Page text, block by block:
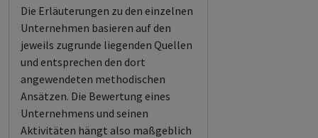
Die Erläuterungen zu den einzelnen
Unternehmen basieren auf den
jeweils zugrunde liegenden Quellen
und entsprechen den dort
angewendeten methodischen
Ansätzen. Die Bewertung eines
Unternehmens und seinen
Aktivitäten hängt also maßgeblich